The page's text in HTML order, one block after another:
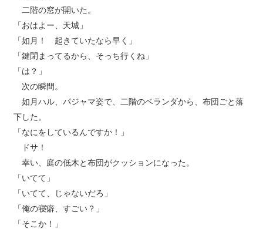
二階の窓が開いた。
「おはよー、天城」
「如月！ 起きていたなら早く」
「鍵閉まってるから、そっち行くね」
「は？」
次の瞬間。
如月ハル、パジャマ姿で、二階のベランダから、布団ごと落
下した。
「なにをしているんですか！」
ドサ！
幸い、庭の低木と布団がクッションになった。
「いてて」
「いてて、じゃないだろ」
「俺の寝癖、すごい？」
「そこか！」